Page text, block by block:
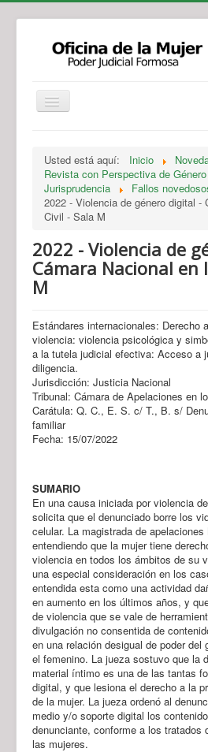
Legislación
Novedades
Recursos y Servicios de Atención
Usted está aquí: Inicio
Revista con Perspectiva de Género
Jurisprudencia
Fallos
2022 - Violencia de género digital -
Civil - Sala M
2022 - Violencia de
Cámara Nacional en
M
Estándares internacionales: Derecho
violencia: violencia psicológica y
a la tutela judicial efectiva: Acceso a
diligencia.
Jurisdicción: Justicia Nacional
Tribunal: Cámara de Apelaciones en
Carátula: Q. C., E. S. c/ T., B. s/
familiar
Fecha: 15/07/2022
SUMARIO
En una causa iniciada por violencia
solicita que el denunciado borre los
celular. La magistrada de
entendiendo que la mujer tiene
violencia en todos los ámbitos de su
una especial consideración en los
entendida esta como una actividad
en aumento en los últimos años, y
de violencia que se vale de
divulgación no consentida de
en una relación desigual de poder del
el femenino. La jueza sostuvo que la
material íntimo es una de las tantas
digital, y que lesiona el derecho a la
de la mujer. La jueza ordenó al
medio y/o soporte digital los
denunciante, conforme a los tratados
las mujeres.